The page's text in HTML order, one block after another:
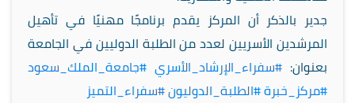
جدير بالذكر أن المركز يقدم برنامجًا مهنيًا في تأهيل
المرشدين الأسريين لعدد من الطلبة الدوليين في الجامعة
بعنوان: #سفراء_الإرشاد_الأسري #جامعة_الملك_سعود
#مركز_خبرة#الطلبة_الدوليون#سفراء_التميز